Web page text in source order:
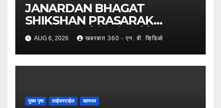
JANARDAN BHAGAT
SHIKSHAN PRASARAK
SANSTHA: जेबीएसपी संस्थेचे मुख्य
प्रशासकीय कार्यालय आणि अत्याधुनिक मूट
कोर्टचे थाटात लोकार्पण !
AUG 6, 2026 खबरबात 360 - एन. बी. व्हिडिओ
मुख्य पृष्ठ लाईफस्टाईल व्हायरल